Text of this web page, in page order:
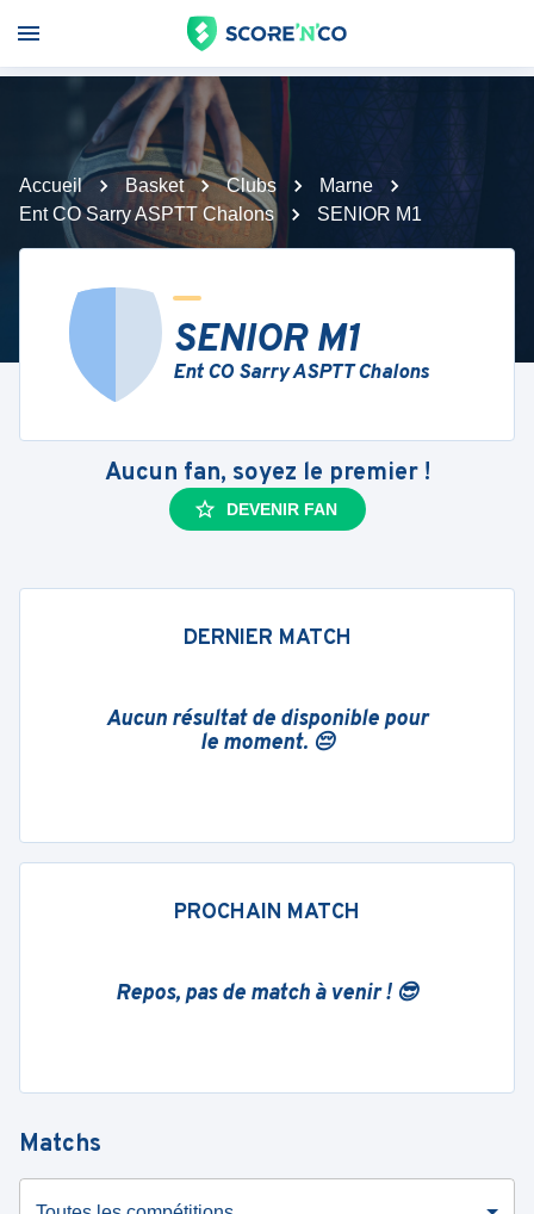
Accueil Basket Clubs
Marne
Ent CO Sarry ASPTT Chalons
SENIOR M1
SENIOR M1
Ent CO Sarry ASPTT Chalons
Aucun fan, soyez le premier !
DEVENIR FAN
DERNIER MATCH
Aucun résultat de disponible pour
le moment. 😔
PROCHAIN MATCH
Repos, pas de match à venir ! 😎
Matchs